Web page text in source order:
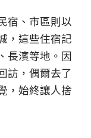
宿、市區則以
，這些住宿記
長濱等地。因
訪，偶爾去了
，始終讓人捨